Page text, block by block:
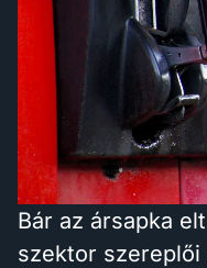
Bár az ársapka
szektor